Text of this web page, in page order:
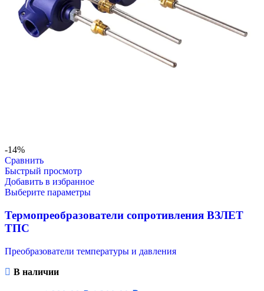
-14%
Сравнить
Быстрый просмотр
Добавить в избранное
Выберите параметры
Термопреобразователи сопротивления ВЗЛЕТ
ТПС
Преобразователи температуры и давления
В наличии